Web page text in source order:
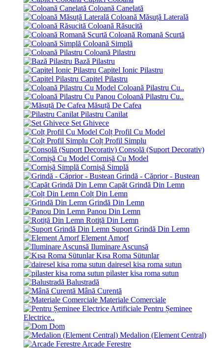
Coloană Canelată
Coloană Măsuță Laterală
Coloană Răsucită
Coloană Romană Scurtă
Coloană Simplă
Coloană Pilastru
Bază Pilastru
Capitel Ionic Pilastru
Capitel Pilastru
Coloană Pilastru Cu..
Coloană Pilastru Cu..
Măsuță De Cafea
Pilastru Canilat
Set Ghivece
Colț Profil Cu Model
Colț Profil Simplu
Consolă (Suport Decorativ)
Cornișă Cu Model
Cornișă Simplă
Grindă - Căprior - Bustean
Capăt Grindă Din Lemn
Colț Din Lemn
Grindă Din Lemn
Panou Din Lemn
Rotiță Din Lemn
Suport Grindă Din Lemn
Element Amorf
Iluminare Ascunsă
Kısa Roma Sütunlar
dairesel kisa roma sutun
pilaster kisa roma sutun
Balustradă
Mână Curentă
Materiale Comerciale
Pentru Șeminee
Electrice..
Dom
Medalion (Element Central)
Arcade Ferestre